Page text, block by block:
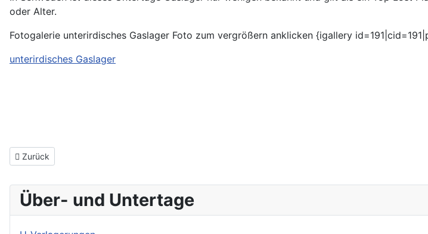
oder Alter.
Fotogalerie unterirdisches Gaslager Foto zum vergrößern anklicken {igallery
unterirdisches Gaslager
Vorheriger Beitrag: Unterirdische Beschussanlage
Zurück
Über- und Untertage